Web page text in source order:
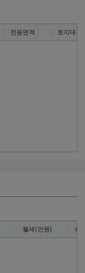
전용면적 토지대장
월세(만원) 층